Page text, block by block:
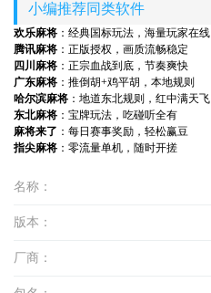
小编推荐同类软件
欢乐麻将 ：经典国标玩法，海量玩家在线
腾讯麻将 ：正版授权，画质流畅稳定
四川麻将 ：正宗血战到底，节奏爽快
广东麻将 ：推倒胡+鸡平胡，本地规则
哈尔滨麻将 ：地道东北规则，红中满天飞
东北麻将 ：宝牌玩法，吃碰听全有
麻将来了 ：每日赛事奖励，轻松赢豆
指尖麻将 ：零流量单机，随时开搓
名称：
版本：
厂商：